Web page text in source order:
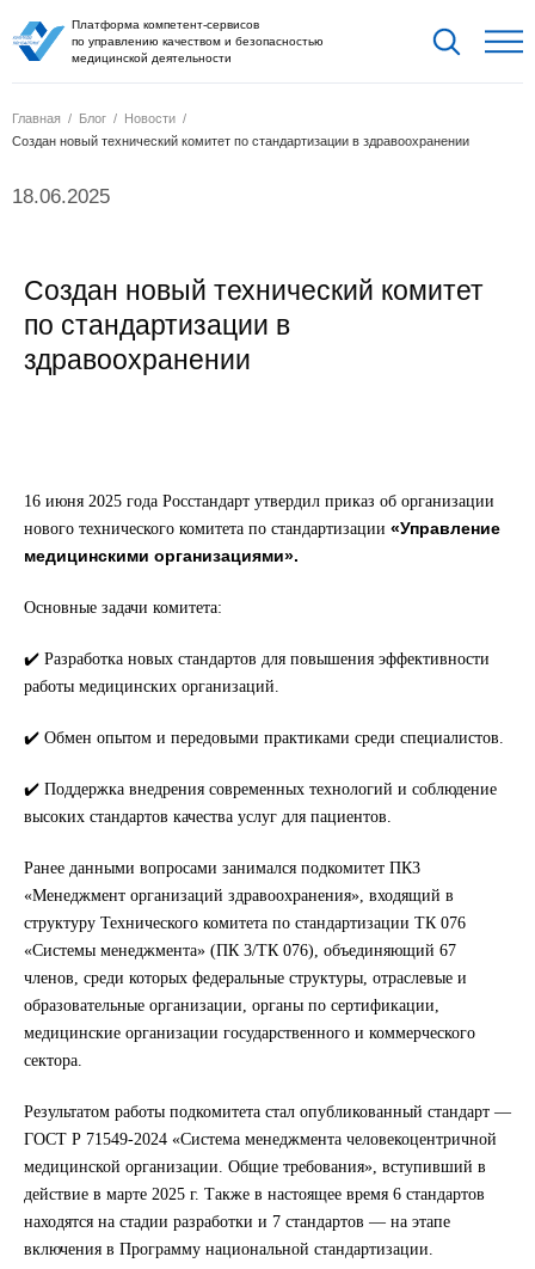
Платформа компетент-сервисов
по управлению качеством и безопасностью
медицинской деятельности
Главная Блог
Новости
Cоздан новый технический комитет по стандартизации в здравоохранении
18.06.2025
Cоздан новый технический комитет
по стандартизации в
здравоохранении
16 июня 2025 года Росстандарт утвердил приказ об организации
нового технического комитета по стандартизации «Управление
медицинскими организациями».
Основные задачи комитета:
✔️ Разработка новых стандартов для повышения эффективности
работы медицинских организаций.
✔️ Обмен опытом и передовыми практиками среди специалистов.
✔️ Поддержка внедрения современных технологий и соблюдение
высоких стандартов качества услуг для пациентов.
Ранее данными вопросами занимался подкомитет ПК3
«Менеджмент организаций здравоохранения», входящий в
структуру Технического комитета по стандартизации ТК 076
«Системы менеджмента» (ПК 3/ТК 076), объединяющий 67
членов, среди которых федеральные структуры, отраслевые и
образовательные организации, органы по сертификации,
медицинские организации государственного и коммерческого
сектора.
Результатом работы подкомитета стал опубликованный стандарт —
ГОСТ Р 71549-2024 «Система менеджмента человекоцентричной
медицинской организации. Общие требования», вступивший в
действие в марте 2025 г. Также в настоящее время 6 стандартов
находятся на стадии разработки и 7 стандартов — на этапе
включения в Программу национальной стандартизации.